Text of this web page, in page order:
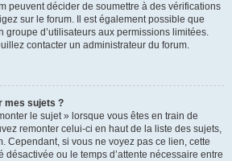
peuvent décider de soumettre à des vérifications
sur le forum. Il est également possible que
groupe d’utilisateurs aux permissions limitées.
contacter un administrateur du forum.
mes sujets ?
le sujet » lorsque vous êtes en train de
remonter celui-ci en haut de la liste des sujets,
Cependant, si vous ne voyez pas ce lien, cette
désactivée ou le temps d’attente nécessaire entre